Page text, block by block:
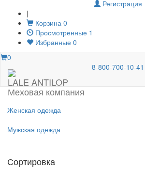
Регистрация
|
Корзина 0
Просмотренные 1
Избранные 0
0
LALE ANTILOP
Меховая компания
8-800-700-10-41
Женская одежда
Мужская одежда
Сортировка